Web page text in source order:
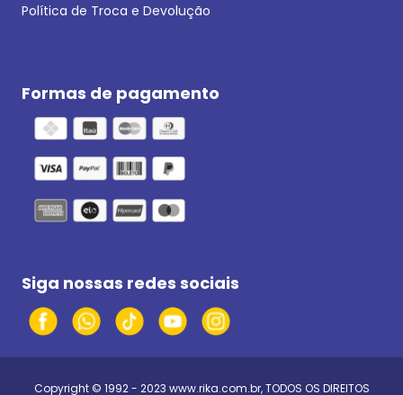
Política de Troca e Devolução
Formas de pagamento
Siga nossas redes sociais
Copyright © 1992 - 2023 www.rika.com.br, TODOS OS DIREITOS